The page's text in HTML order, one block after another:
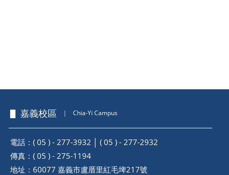
▋ 嘉義校區 ｜ Chia-Yi Campus
電話：( 05 ) - 277-3932 │ ( 05 ) - 277-2932
傳真：( 05 ) - 275-1194
地址： 60077 嘉義市盧厝里紅毛埤217號